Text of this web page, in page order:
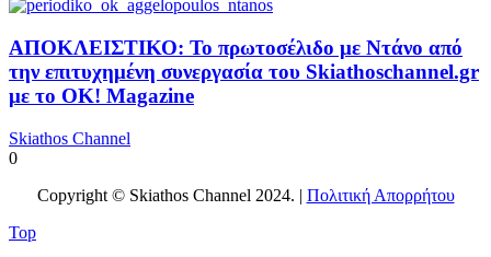
ΑΠΟΚΛΕΙΣΤΙΚΟ: Το πρωτοσέλιδο με Ντάνο από
την επιτυχημένη συνεργασία του Skiathoschannel.gr
με το OK! Magazine
Skiathos Channel
0
Copyright © Skiathos Channel 2024. | Πολιτική Απορρήτου
Top